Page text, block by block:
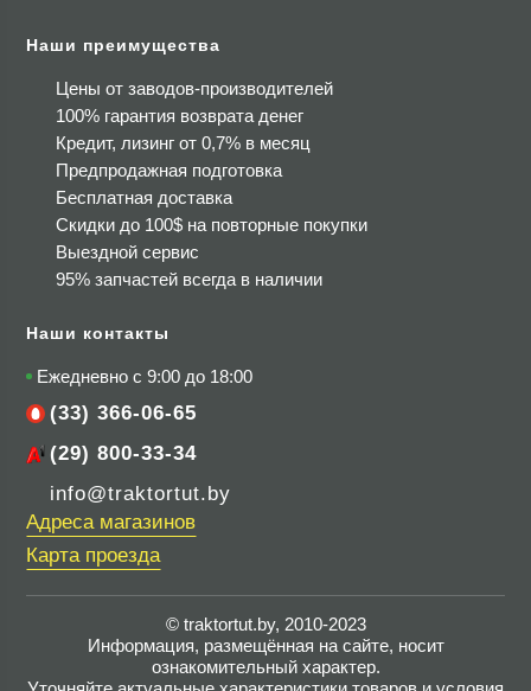
Наши преимущества
Цены от заводов-производителей
100% гарантия возврата денег
Кредит, лизинг от 0,7% в месяц
Предпродажная подготовка
Бесплатная доставка
Скидки до 100$ на повторные покупки
Выездной сервис
95% запчастей всегда в наличии
Наши контакты
Ежедневно с 9:00 до 18:00
(33) 366-06-65
(29) 800-33-34
info@traktortut.by
Адреса магазинов
Карта проезда
© traktortut.by, 2010-2023
Информация, размещённая на сайте, носит
ознакомительный характер.